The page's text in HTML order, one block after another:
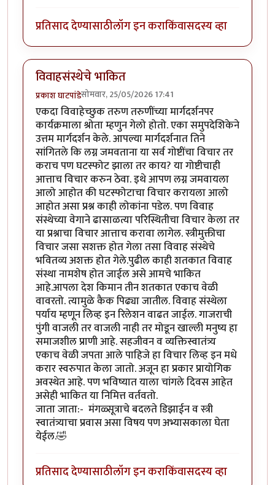
प्रतिसाद देण्यासाठीलॉग इन कराकिंवासदस्य व्हा
विवाहसंस्थेचे भाकित
प्रकाश घाटपांडेसोमवार, 25/05/2026 17:41
एकदा विवाहेच्छुक तरुण तरुणींच्या मार्गदर्शनपर
कार्यक्रमाला श्रोता म्हणुन गेलो होतो. एका समुपदेशिकेने
उत्तम मार्गदर्शन केले. आपल्या मार्गदर्शनात तिने
सांगितले कि लग्न जमवताना या सर्व गोष्टींचा विचार तर
कराच पण घटस्फोट झाला तर काय? या गोष्टीचाही
आत्ताच विचार करुन ठेवा. इथे आपण लग्न जमवायला
आलो आहोत की घटस्फोटाचा विचार करायला आलो
आहोत असा प्रश्न काही लोकांना पडेल. पण विवाह
संस्थेच्या वेगाने ढासाळत्या परिस्थितीचा विचार केला तर
या प्रश्नाचा विचार आत्ताच करावा लागेल. स्त्रीमुक्तीचा
विचार जसा सशक्त होत गेला तसा विवाह संस्थेचे
भवितव्य अशक्त होत गेले.पुढील काही शतकात विवाह
संस्था नामशेष होत जाईल असे आमचे भाकित
आहे.आपला देश किमान तीन शतकात एकाच वेळी
वावरतो. त्यामुळे कैक पिढ्या जातील. विवाह संस्थेला
पर्याय म्हणून लिव्ह इन रिलेशन वाढत जाईल. गाजराची
पुंगी वाजली तर वाजली नाही तर मोडून खाल्ली मनुष्य हा
समाजशील प्राणी आहे. सहजीवन व व्यक्तिस्वातंत्र्य
एकाच वेळी जपता आले पाहिजे हा विचार लिव्ह इन मधे
करार स्वरुपात केला जातो. अजून हा प्रकार प्रायोगिक
अवस्थेत आहे. पण भविष्यात याला चांगले दिवस आहेत
असेही भाकित या निमित्त वर्तवतो.
जाता जाता:- मंगळ्सूत्राचे बदलते डिझाईन व स्त्री
स्वातंत्र्याचा प्रवास असा विषय पण अभ्यासकाला घेता
येईल.🤣
प्रतिसाद देण्यासाठीलॉग इन कराकिंवासदस्य व्हा